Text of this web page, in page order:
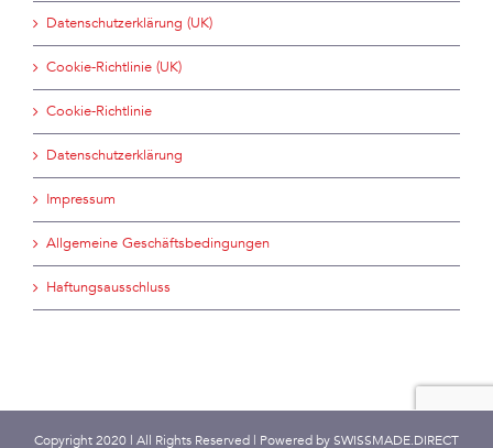
Datenschutzerklärung (UK)
Cookie-Richtlinie (UK)
Cookie-Richtlinie
Datenschutzerklärung
Impressum
Allgemeine Geschäftsbedingungen
Haftungsausschluss
Copyright 2020 | All Rights Reserved | Powered by SWISSMADE.DIRECT